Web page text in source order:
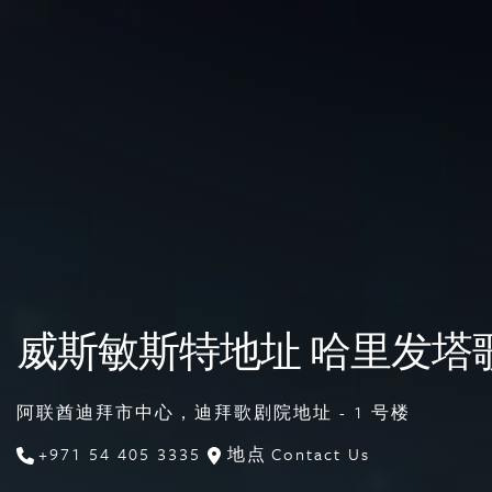
威斯敏斯特地址 哈里发塔
阿联酋迪拜市中心，迪拜歌剧院地址 - 1 号楼
+971 54 405 3335
地点 Contact Us